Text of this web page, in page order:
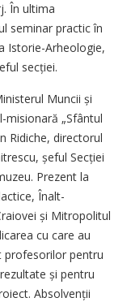
În ultima
seminar practic în
Istorie-Arheologie,
secției.
Muncii și
misionară „Sfântul
Ridiche, directorul
șeful Secției
Prezent la
Înalt­
și Mitropolitul
cu care au
profesorilor pentru
și pentru
Absolvenții